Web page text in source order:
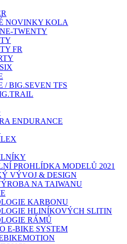
NOVINKY KOLA
TWENTY
FR
/ BIG.SEVEN TFS
ENDURANCE
PROHLÍDKA MODELŮ 2021
VÝVOJ & DESIGN
NA TAIWANU
KARBONU
HLINÍKOVÝCH SLITIN
RÁMŮ
E-BIKE SYSTEM